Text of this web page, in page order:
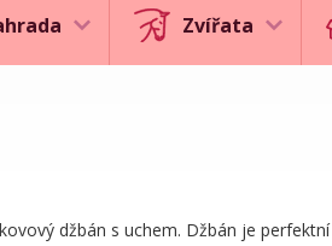
Zvířata
džbán s uchem. Džbán je